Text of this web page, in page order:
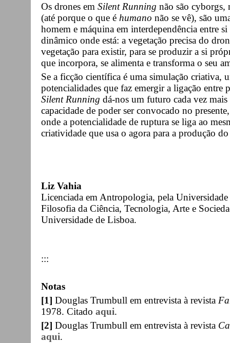
Os drones em Silent Running não são cyborgs,
(até porque o que é humano não se vê), são
homem e máquina em interdependência entre
dinâmico onde está: a vegetação precisa do
vegetação para existir, para se produzir a si
que incorpora, se alimenta e transforma o seu
Se a ficção científica é uma simulação criativa,
potencialidades que faz emergir a ligação entre
Silent Running dá-nos um futuro cada vez
capacidade de poder ser convocado no
onde a potencialidade de ruptura se liga ao
criatividade que usa o agora para a produção
Liz Vahia
Licenciada em Antropologia, pela
Filosofia da Ciência, Tecnologia, Arte e
Universidade de Lisboa.
:::
Notas
[1] Douglas Trumbull em entrevista à revista
1978. Citado aqui.
[2] Douglas Trumbull em entrevista à revista
aqui.